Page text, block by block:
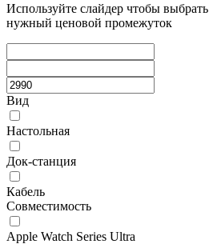
Используйте слайдер чтобы выбрать
нужный ценовой промежуток
Вид
Настольная
Док-станция
Кабель
Совместимость
Apple Watch Series Ultra